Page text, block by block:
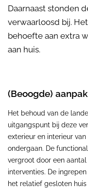
Daarnaast stonden
verwaarloosd bij.
behoefte aan extra
aan huis.
(Beoogde) aanpak
Het behoud van de
uitgangspunt bij deze
exterieur en interieur
ondergaan. De
vergroot door een
interventies. De
het relatief gesloten